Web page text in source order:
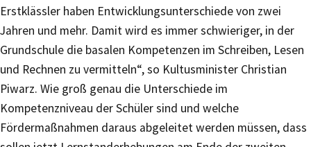
Erstklässler haben Entwicklungsunterschiede von zwei
Jahren und mehr. Damit wird es immer schwieriger, in der
Grundschule die basalen Kompetenzen im Schreiben, Lesen
und Rechnen zu vermitteln“, so Kultusminister Christian
Piwarz. Wie groß genau die Unterschiede im
Kompetenzniveau der Schüler sind und welche
Fördermaßnahmen daraus abgeleitet werden müssen, dass